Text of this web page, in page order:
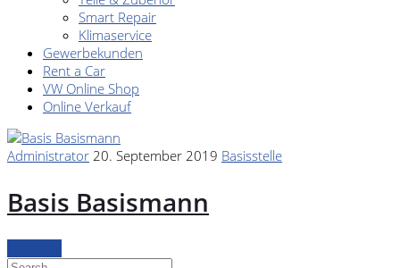
Smart Repair
Klimaservice
Gewerbekunden
Rent a Car
VW Online Shop
Online Verkauf
Administrator 20. September 2019 Basisstelle
Basis Basismann